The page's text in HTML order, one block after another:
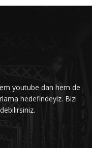
youtube dan hem de
hedefindeyiz. Bizi